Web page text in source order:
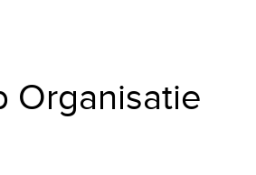
Organisatie